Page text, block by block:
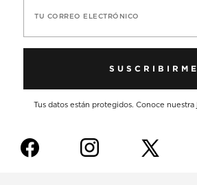
TU CORREO ELECTRÓNICO
SUSCRIBIRME
Tus datos están protegidos. Conoce nuestra
f i